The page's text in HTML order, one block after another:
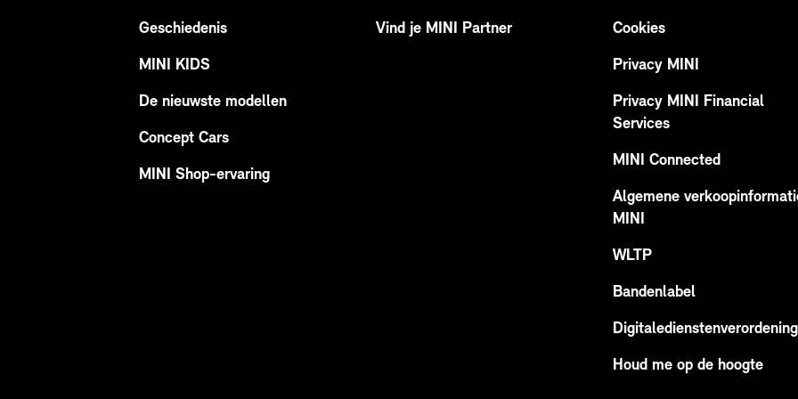
Geschiedenis
MINI KIDS
De nieuwste modellen
Concept Cars
MINI Shop-ervaring
Vind je MINI Partner Cookies
Privacy MINI
Privacy MINI Financial
Services
MINI Connected
Algemene
MINI
WLTP
Bandenlabel
Digitaledienstenverordening
Houd me op de hoogte